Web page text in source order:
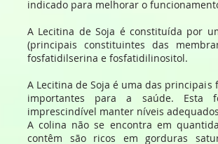
indicado para melhorar o
A Lecitina de Soja é constituída por
(principais constituintes das
fosfatidilserina e fosfatidilinositol.
A Lecitina de Soja é uma das
importantes para a saúde. Esta
imprescindível manter níveis
A colina não se encontra em
contêm são ricos em gorduras